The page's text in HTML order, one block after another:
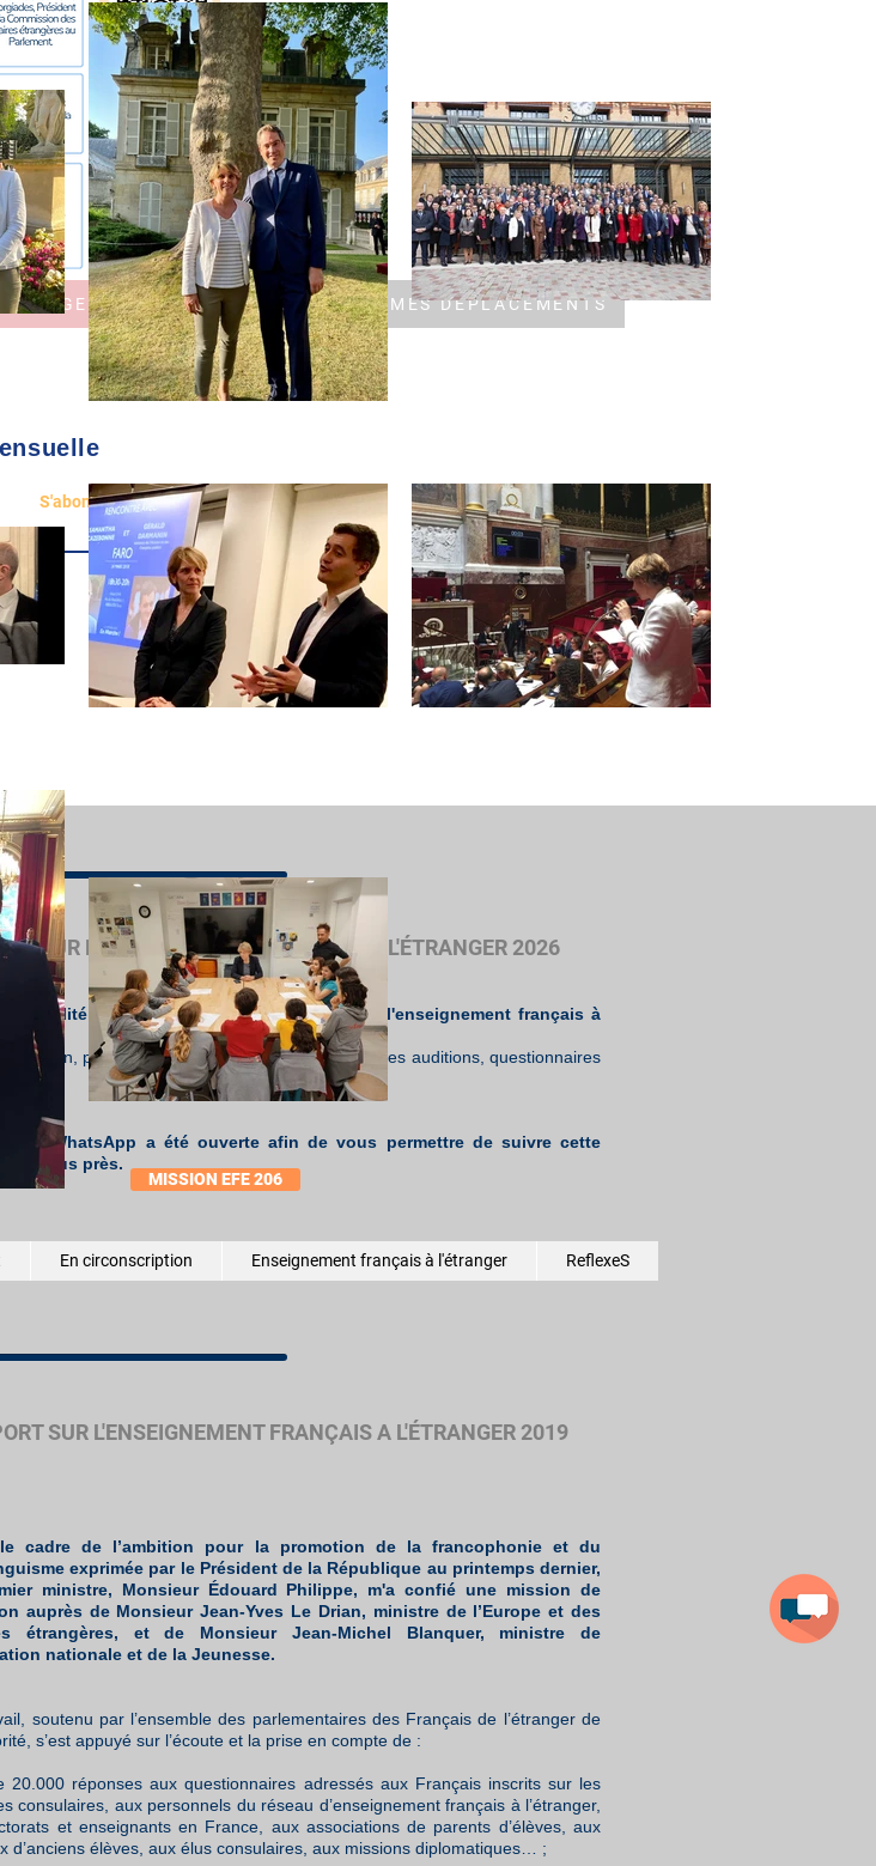
AGENDAS
S'abonner
SUIVRE MES DÉPLACEMENTS
SUR L'ENSEIGNEMENT FRANÇAIS A L'ÉTRANGER 2026
l'actualité de la mission dédiée à l'avenir de l'enseignement français à
:
mission, points d'étape hebdomadaire, agenda des auditions, questionnaires
WhatsApp a été ouverte afin de vous permettre de suivre cette
au plus près.
MISSION EFE 206
SUR L'ENSEIGNEMENT FRANÇAIS A L'ÉTRANGER 2019
cadre de l’ambition pour la promotion de la francophonie et du
exprimée par le Président de la République au printemps dernier,
ministre, Monsieur Édouard Philippe, m'a confié une mission de
auprès de Monsieur Jean-Yves Le Drian, ministre de l’Europe et des
étrangères, et de Monsieur Jean-Michel Blanquer, ministre de
nationale et de la Jeunesse.
soutenu par l’ensemble des parlementaires des Français de l’étranger de
s’est appuyé sur l’écoute et la prise en compte de :
20.000 réponses aux questionnaires adressés aux Français inscrits sur les
consulaires, aux personnels du réseau d’enseignement français à l’étranger,
et enseignants en France, aux associations de parents d’élèves, aux
d’anciens élèves, aux élus consulaires, aux missions diplomatiques… ;
En circonscription Enseignement français à l'étranger ReflexeS